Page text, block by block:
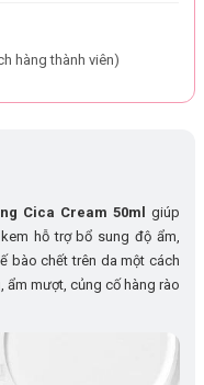
hàng thành viên)
Cica Cream 50ml
giúp
hỗ trợ bổ sung độ ẩm,
bào chết trên da một cách
ẩm mượt, củng cố hàng rào